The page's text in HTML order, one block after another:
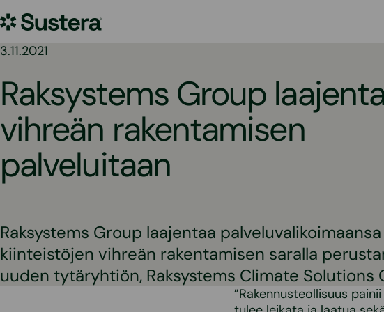
sisältöön
Sustera
3.11.2021
Raksystems Group
vihreän rakentamisen
palveluitaan
Raksystems Group laajentaa palveluvalikoimaansa
kiinteistöjen vihreän rakentamisen saralla
uuden tytäryhtiön, Raksystems Climate Solutions
”Rakennusteollisuus